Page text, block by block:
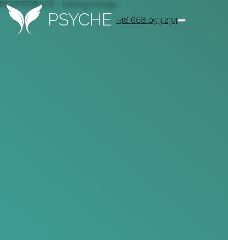
PSYCHE +48 668 093 234
BIOFEEDBACK - trening mózgu